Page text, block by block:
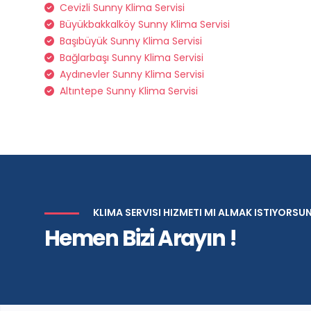
Cevizli Sunny Klima Servisi
Büyükbakkalköy Sunny Klima Servisi
Başıbüyük Sunny Klima Servisi
Bağlarbaşı Sunny Klima Servisi
Aydınevler Sunny Klima Servisi
Altıntepe Sunny Klima Servisi
KLIMA SERVISI HIZMETI MI ALMAK
Hemen Bizi Arayın !